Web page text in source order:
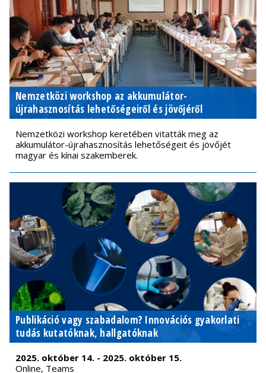
Nemzetközi workshop az akkumulátor-
újrahasznosítás lehetőségeiről és jövőjéről
Nemzetközi workshop keretében vitatták meg az
akkumulátor-újrahasznosítás lehetőségeit és jövőjét
magyar és kínai szakemberek.
Publikáció vagy szabadalom? Innovációs gyakorlati
tudás kutatóknak, hallgatóknak
2025. október 14. - 2025. október 15.
Online, Teams